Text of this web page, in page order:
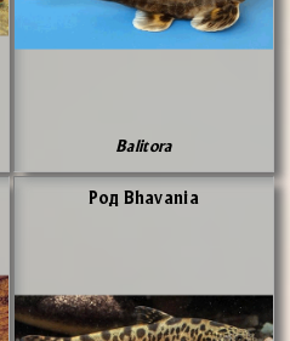
Balitora
Род Bhavania